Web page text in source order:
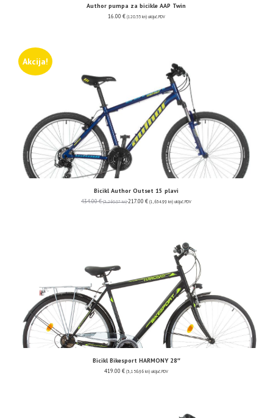
Author pumpa za bicikle AAP Twin
16.00 € (120.55 kn) uključ. PDV
Akcija!
Bicikl Author Outset 15 plavi
434.00€ (3,269.97 kn) 217.00 € (1,634.99 kn) uključ. PDV
Bicikl Bikesport HARMONY 28″
419.00 € (3,156.96 kn) uključ. PDV